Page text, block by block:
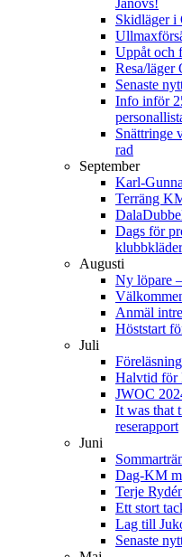
Skidläger i
Uppåt och
Resa/läger
Senaste
Info inför
Snättringe
rad
September
Karl-
Terräng
Dags för
klubbkläder
Augusti
Ny löpare
Anmäl
Höststart
Juli
Halvtid för
JWOC
It was that
reserapport
Juni
Dag-KM
Terje
Ett stort
Lag till
Senaste